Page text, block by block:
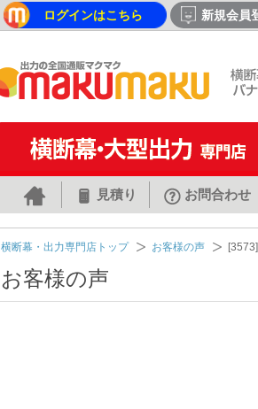
ログインはこちら 新規会員
見積り お問合わせ
横断幕・出力専門店トップ お客様の声
お客様の声